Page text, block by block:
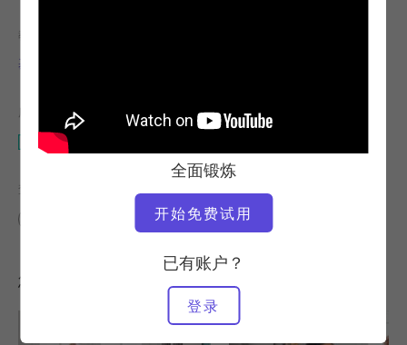
全面锻炼
开始免费试用
已有账户？
登录
教师
基拉-兰姆
所需设备
改革者
查找类似课程
改革者
您可能喜欢的其他锻炼